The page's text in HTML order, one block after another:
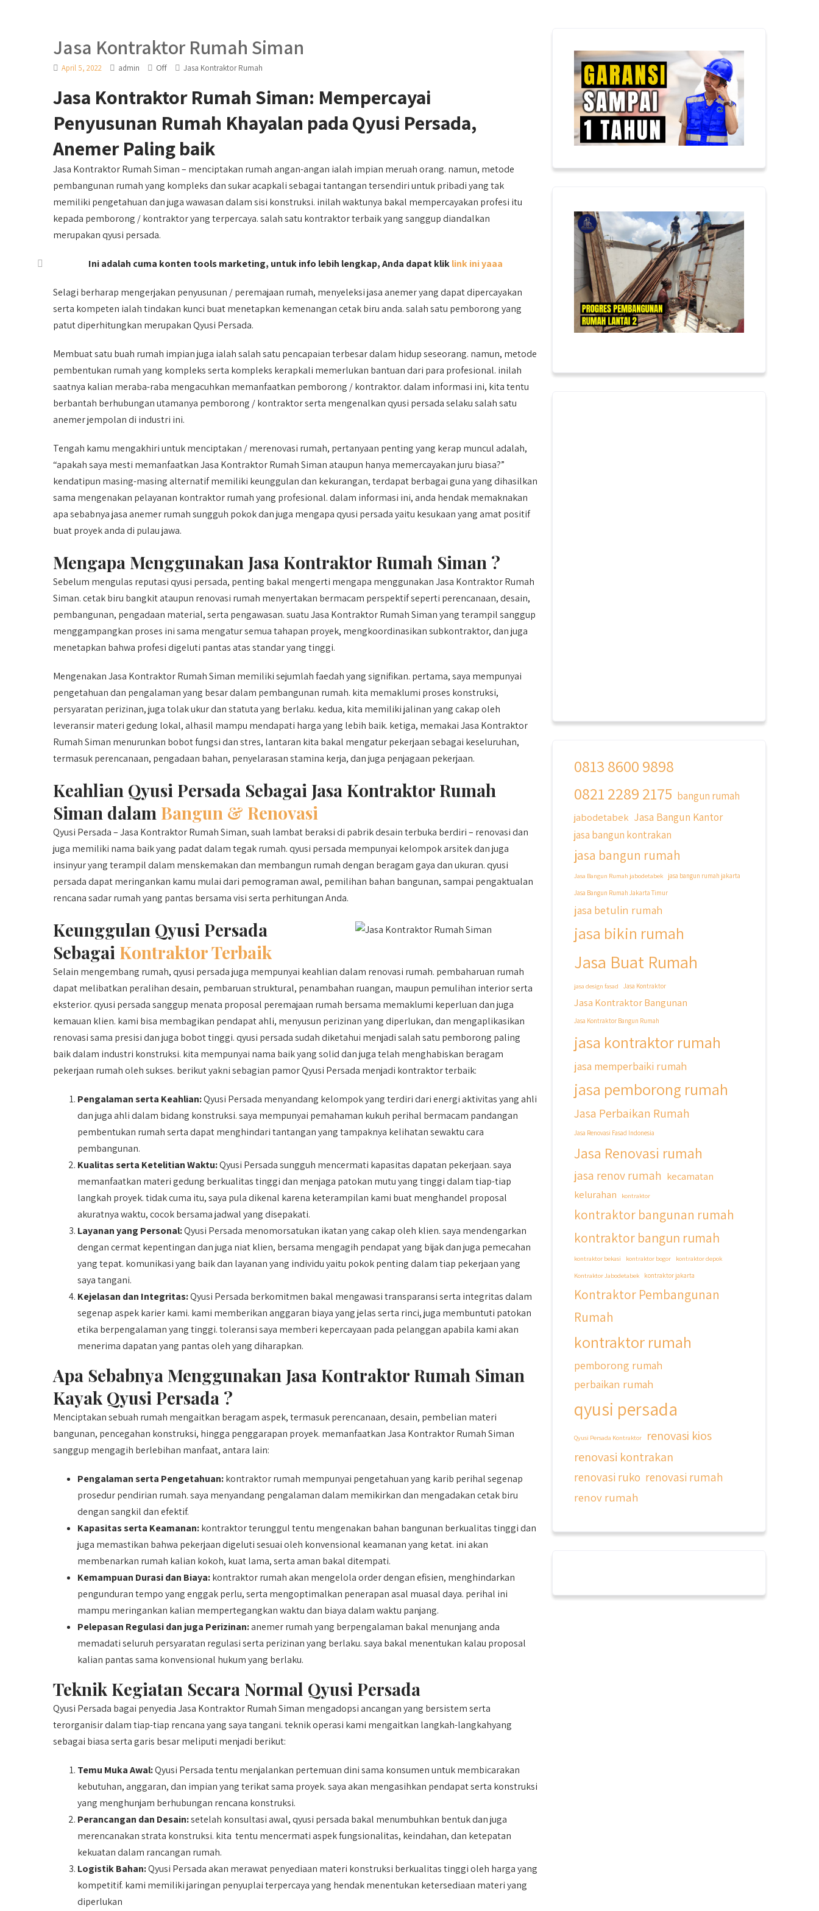
Jasa Kontraktor Rumah Siman
April 5, 2022 admin Off Jasa Kontraktor Rumah
Jasa Kontraktor Rumah Siman: Mempercayai
Penyusunan Rumah Khayalan pada Qyusi Persada,
Anemer Paling baik
Jasa Kontraktor Rumah Siman – menciptakan rumah angan-angan ialah impian meruah orang. namun, metode
pembangunan rumah yang kompleks dan sukar acapkali sebagai tantangan tersendiri untuk pribadi yang tak
memiliki pengetahuan dan juga wawasan dalam sisi konstruksi. inilah waktunya bakal mempercayakan profesi itu
kepada pemborong / kontraktor yang terpercaya. salah satu kontraktor terbaik yang sanggup diandalkan
merupakan qyusi persada.
Ini adalah cuma konten tools marketing, untuk info lebih lengkap, Anda dapat kliklink ini yaaa
Selagi berharap mengerjakan penyusunan / peremajaan rumah, menyeleksi jasa anemer yang dapat dipercayakan
serta kompeten ialah tindakan kunci buat menetapkan kemenangan cetak biru anda. salah satu pemborong yang
patut diperhitungkan merupakan Qyusi Persada.
Membuat satu buah rumah impian juga ialah salah satu pencapaian terbesar dalam hidup seseorang. namun, metode
pembentukan rumah yang kompleks serta kompleks kerapkali memerlukan bantuan dari para profesional. inilah
saatnya kalian meraba-raba mengacuhkan memanfaatkan pemborong / kontraktor. dalam informasi ini, kita tentu
berbantah berhubungan utamanya pemborong / kontraktor serta mengenalkan qyusi persada selaku salah satu
anemer jempolan di industri ini.
Tengah kamu mengakhiri untuk menciptakan / merenovasi rumah, pertanyaan penting yang kerap muncul adalah,
“apakah saya mesti memanfaatkan Jasa Kontraktor Rumah Siman ataupun hanya memercayakan juru biasa?”
kendatipun masing-masing alternatif memiliki keunggulan dan kekurangan, terdapat berbagai guna yang dihasilkan
sama mengenakan pelayanan kontraktor rumah yang profesional. dalam informasi ini, anda hendak memaknakan
apa sebabnya jasa anemer rumah sungguh pokok dan juga mengapa qyusi persada yaitu kesukaan yang amat positif
buat proyek anda di pulau jawa.
Mengapa Menggunakan Jasa Kontraktor Rumah Siman ?
Sebelum mengulas reputasi qyusi persada, penting bakal mengerti mengapa menggunakan Jasa Kontraktor Rumah
Siman. cetak biru bangkit ataupun renovasi rumah menyertakan bermacam perspektif seperti perencanaan, desain,
pembangunan, pengadaan material, serta pengawasan. suatu Jasa Kontraktor Rumah Siman yang terampil sanggup
menggampangkan proses ini sama mengatur semua tahapan proyek, mengkoordinasikan subkontraktor, dan juga
menetapkan bahwa profesi digeluti pantas atas standar yang tinggi.
Mengenakan Jasa Kontraktor Rumah Siman memiliki sejumlah faedah yang signifikan. pertama, saya mempunyai
pengetahuan dan pengalaman yang besar dalam pembangunan rumah. kita memaklumi proses konstruksi,
persyaratan perizinan, juga tolak ukur dan statuta yang berlaku. kedua, kita memiliki jalinan yang cakap oleh
leveransir materi gedung lokal, alhasil mampu mendapati harga yang lebih baik. ketiga, memakai Jasa Kontraktor
Rumah Siman menurunkan bobot fungsi dan stres, lantaran kita bakal mengatur pekerjaan sebagai keseluruhan,
termasuk perencanaan, pengadaan bahan, penyelarasan stamina kerja, dan juga penjagaan pekerjaan.
Keahlian Qyusi Persada Sebagai Jasa Kontraktor Rumah
Siman dalam Bangun & Renovasi
Qyusi Persada – Jasa Kontraktor Rumah Siman, suah lambat beraksi di pabrik desain terbuka berdiri – renovasi dan
juga memiliki nama baik yang padat dalam tegak rumah. qyusi persada mempunyai kelompok arsitek dan juga
insinyur yang terampil dalam menskemakan dan membangun rumah dengan beragam gaya dan ukuran. qyusi
persada dapat meringankan kamu mulai dari pemograman awal, pemilihan bahan bangunan, sampai pengaktualan
rencana sadar rumah yang pantas bersama visi serta perhitungan Anda.
Keunggulan Qyusi Persada
Sebagai Kontraktor Terbaik
Selain mengembang rumah, qyusi persada juga mempunyai keahlian dalam renovasi rumah. pembaharuan rumah
dapat melibatkan peralihan desain, pembaruan struktural, penambahan ruangan, maupun pemulihan interior serta
eksterior. qyusi persada sanggup menata proposal peremajaan rumah bersama memaklumi keperluan dan juga
kemauan klien. kami bisa membagikan pendapat ahli, menyusun perizinan yang diperlukan, dan mengaplikasikan
renovasi sama presisi dan juga bobot tinggi. qyusi persada sudah diketahui menjadi salah satu pemborong paling
baik dalam industri konstruksi. kita mempunyai nama baik yang solid dan juga telah menghabiskan beragam
pekerjaan rumah oleh sukses. berikut yakni sebagian pamor Qyusi Persada menjadi kontraktor terbaik:
Pengalaman serta Keahlian:Qyusi Persada menyandang kelompok yang terdiri dari energi aktivitas yang ahli
dan juga ahli dalam bidang konstruksi. saya mempunyai pemahaman kukuh perihal bermacam pandangan
pembentukan rumah serta dapat menghindari tantangan yang tampaknya kelihatan sewaktu cara
pembangunan.
Kualitas serta Ketelitian Waktu:Qyusi Persada sungguh mencermati kapasitas dapatan pekerjaan. saya
memanfaatkan materi gedung berkualitas tinggi dan menjaga patokan mutu yang tinggi dalam tiap-tiap
langkah proyek. tidak cuma itu, saya pula dikenal karena keterampilan kami buat menghandel proposal
akuratnya waktu, cocok bersama jadwal yang disepakati.
Layanan yang Personal:Qyusi Persada menomorsatukan ikatan yang cakap oleh klien. saya mendengarkan
dengan cermat kepentingan dan juga niat klien, bersama mengagih pendapat yang bijak dan juga pemecahan
yang tepat. komunikasi yang baik dan layanan yang individu yaitu pokok penting dalam tiap pekerjaan yang
saya tangani.
Kejelasan dan Integritas:Qyusi Persada berkomitmen bakal mengawasi transparansi serta integritas dalam
segenap aspek karier kami. kami memberikan anggaran biaya yang jelas serta rinci, juga membuntuti patokan
etika berpengalaman yang tinggi. toleransi saya memberi kepercayaan pada pelanggan apabila kami akan
menerima dapatan yang pantas oleh yang diharapkan.
Apa Sebabnya Menggunakan Jasa Kontraktor Rumah Siman
Kayak Qyusi Persada ?
Menciptakan sebuah rumah mengaitkan beragam aspek, termasuk perencanaan, desain, pembelian materi
bangunan, pencegahan konstruksi, hingga penggarapan proyek. memanfaatkan Jasa Kontraktor Rumah Siman
sanggup mengagih berlebihan manfaat, antara lain:
Pengalaman serta Pengetahuan:kontraktor rumah mempunyai pengetahuan yang karib perihal segenap
prosedur pendirian rumah. saya menyandang pengalaman dalam memikirkan dan mengadakan cetak biru
dengan sangkil dan efektif.
Kapasitas serta Keamanan:kontraktor terunggul tentu mengenakan bahan bangunan berkualitas tinggi dan
juga memastikan bahwa pekerjaan digeluti sesuai oleh konvensional keamanan yang ketat. ini akan
membenarkan rumah kalian kokoh, kuat lama, serta aman bakal ditempati.
Kemampuan Durasi dan Biaya:kontraktor rumah akan mengelola order dengan efisien, menghindarkan
pengunduran tempo yang enggak perlu, serta mengoptimalkan penerapan asal muasal daya. perihal ini
mampu meringankan kalian mempertegangkan waktu dan biaya dalam waktu panjang.
Pelepasan Regulasi dan juga Perizinan:anemer rumah yang berpengalaman bakal menunjang anda
memadati seluruh persyaratan regulasi serta perizinan yang berlaku. saya bakal menentukan kalau proposal
kalian pantas sama konvensional hukum yang berlaku.
Teknik Kegiatan Secara Normal Qyusi Persada
Qyusi Persada bagai penyedia Jasa Kontraktor Rumah Siman mengadopsi ancangan yang bersistem serta
terorganisir dalam tiap-tiap rencana yang saya tangani. teknik operasi kami mengaitkan langkah-langkahyang
sebagai biasa serta garis besar meliputi menjadi berikut:
Temu Muka Awal:Qyusi Persada tentu menjalankan pertemuan dini sama konsumen untuk membicarakan
kebutuhan, anggaran, dan impian yang terikat sama proyek. saya akan mengasihkan pendapat serta konstruksi
yang menghunjam berhubungan rencana konstruksi.
Perancangan dan Desain:setelah konsultasi awal, qyusi persada bakal menumbuhkan bentuk dan juga
merencanakan strata konstruksi. kita tentu mencermati aspek fungsionalitas, keindahan, dan ketepatan
kekuatan dalam rancangan rumah.
Logistik Bahan:Qyusi Persada akan merawat penyediaan materi konstruksi berkualitas tinggi oleh harga yang
kompetitif. kami memiliki jaringan penyuplai terpercaya yang hendak menentukan ketersediaan materi yang
diperlukan
0813 8600 9898
0821 2289 2175 bangun rumah
jabodetabek Jasa Bangun Kantor
jasa bangun kontrakan
jasa bangun rumah
Jasa Bangun Rumah jabodetabek
jasa bangun rumah jakarta
Jasa Bangun Rumah Jakarta Timur
jasa betulin rumah
jasa bikin rumah
Jasa Buat Rumah
jasa design fasad Jasa Kontraktor
Jasa Kontraktor Bangunan
Jasa Kontraktor Bangun Rumah
jasa kontraktor rumah
jasa memperbaiki rumah
jasa pemborong rumah
Jasa Perbaikan Rumah
Jasa Renovasi Fasad Indonesia
Jasa Renovasi rumah
jasa renov rumah kecamatan
kelurahan
kontraktor
kontraktor bangunan rumah
kontraktor bangun rumah
kontraktor bekasi kontraktor bogor
kontraktor depok
Kontraktor Jabodetabek
kontraktor jakarta
Kontraktor Pembangunan
Rumah
kontraktor rumah
pemborong rumah
perbaikan rumah
qyusi persada
Qyusi Persada Kontraktor
renovasi kios
renovasi kontrakan
renovasi ruko renovasi rumah
renov rumah